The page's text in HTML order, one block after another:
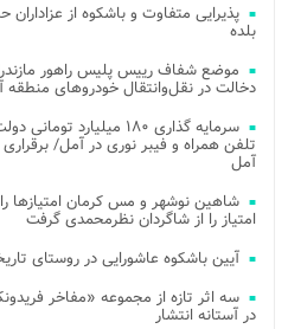
بلده
موضع شفاف رییس پلیس راهور
دخالت در نقل‌وانتقال خودروهای منطقه
سرمایه گذاری ۱۸۰
آمل
شاهین نوشهر و مس کرمان
امتیاز را از شاگردان نظرمحمدی گرفت
آیین باشکوه عاشورایی در روستای
سه اثر تازه از مجموعه «مفاخر
در آستانه انتشار